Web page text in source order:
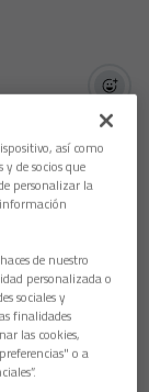
Roger Martí,
en la
hemos
puesto
en confianza
un poco, de la
muy
final y
así como
de socios que
personalizar la
de nuestro
personalizada o
sociales y
finalidades
las cookies,
o a